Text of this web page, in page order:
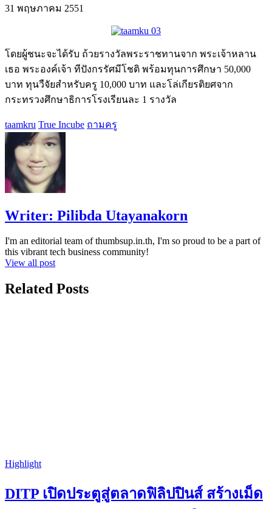
31 พฤษภาคม 2551
โดยผู้ชนะจะได้รับ ถ้วยรางวัลพระราชทานจาก พระเจ้าหลาน
เธอ พระองค์เจ้า ทีปังกรรัศมีโชติ พร้อมทุนการศึกษา 50,000
บาท ทุนวืจัยสำหรับครู 10,000 บาท และโล่เกียรติยศจาก
กระทรวงศึกษาธิการโรงเรียนละ 1 รางวัล
taamkru True Incube ถามครู
Writer: Pilibda Utayanakorn
I'm an editorial team of thumbsup.in.th, I'm so proud to be a part of
this vibrant tech business community!
View all post
Related Posts
Highlight
DITP เปิดประตูสู่ตลาดฟิลิปปินส์ สร้างเม็ด